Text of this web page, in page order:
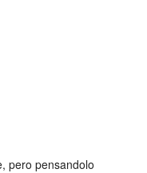
pero pensandolo